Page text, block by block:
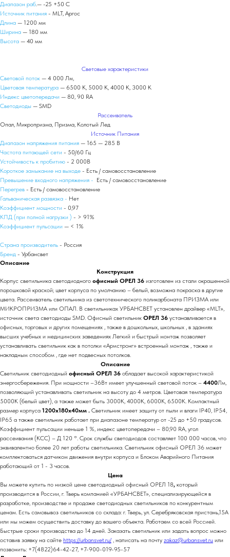
Диапазон раб.— -25 +50 С
Источник питания - MLT, Аргос
Длина — 1200 мм
Ширина — 180 мм
Высота — 40 мм
Световые характеристики
Световой поток — 4 000 Лм,
Цветовая температура — 6500 К, 5000 К, 4000 К, 3000 К
Индекс цветопередачи — 80, 90 RA
Светодиоды — SMD
Рассеиватель
Опал, Микропризма, Призма, Колотый Лед
Источник Питания
Диапазон напряжения питания — 165 — 285 В
Частота питающей сети - 50/60 Гц
Устойчивость к пробитию - 2 000В
Короткое замыкание на выходе - Есть / самовосстановление
Превышение входного напряжения - Есть / самовосстановление
Перегрев - Есть / самовосстановление
Гальваническая развязка - Нет
Коэффициент мощности - 0,97
КПД (при полной нагрузки ) - > 91%
Коэффициент пульсации — < 1%
Страна производитель - Россия
Бренд - Урбансвет
Описание
Конструкция
Корпус светильника светодиодного офисный ОРЕЛ 36 изготовлен из стали окрашенной
порошковой краской; цвет корпуса по умолчанию – белый, возможна покраска в другие
цвета. Рассеиватель светильника из светотехнического поликарбоната ПРИЗМА или
МИКРОПРИЗМА или ОПАЛ. В светильниках УРБАНСВЕТ установлен драйвер «MLT»,
источник света светодиоды SMD. Офисный светильник ОРЕЛ 36 устанавливается в
офисных, торговых и других помещениях , также в дошкольных, школьных , в зданиях
высших учебных и медицинских заведениях Легкий и быстрый монтаж позволяет
устанавливать светильник как в потолки «Армстронг» встроенный монтаж , также и
накладным способом , где нет подвесных потолков.
Описание
Светильник светодиодный офисный ОРЕЛ 36 обладает высокой характеристикой
энергосбережения. При мощности –36Вт имеет улучшенный световой поток – 4400Лм,
позволяющий устанавливать светильник на высоту до 4 метров. Цветовая температура
5000К (белый цвет), а также может быть 3000К, 4000К, 6000К, 6500К. Компактный
размер корпуса 1200х180х40мм . Светильник имеет защиту от пыли и влаги IP40, IP54,
IP65 а также светильник работает при диапазоне температур от -25 до +50 градусов.
Коэффициент пульсации меньше 1 %, индекс цветопередачи – 80,90 RA, угол
рассеивания (КСС) – Д 120 °. Срок службы светодиодов составляет 100 000 часов, что
эквивалентно более 20 лет работы светильника. Светильник офисный ОРЕЛ 36 может
комплектоваться датчиком движения внутри корпуса и Блоком Аварийного Питания
работающий от 1 - 3 часов.
Цена
Вы можете купить по низкой цене светодиодный офисный ОРЕЛ 18, который
производится в России, г. Тверь компанией «УРБАНСВЕТ», специализирующейся в
разработке, производстве и продаже светодиодных светильников по конкурентным
ценам. Есть самовывоз светильников со склада: г. Тверь, ул. Серебряковская пристань,15А
или мы можем осуществить доставку до вашего объекта. Работаем со всей Россией.
Быстрые сроки производства до 14 дней. Заказать светильник или задать вопрос можно
оставив заявку на сайте https://urbansvet.ru/ , написать на почту zakaz@urbansvet.ru или
позвонить: +7(4822)64-42-27, +7-900-019-95-57